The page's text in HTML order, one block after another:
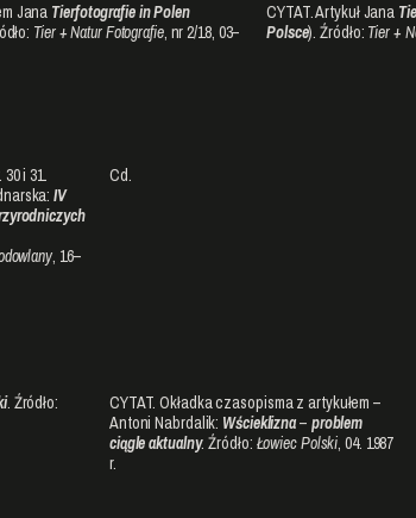
Jana Tierfotografie in Polen
Tier + Natur Fotografie, nr 2/18, 03–
CYTAT. Artykuł Jana
Polsce). Źródło: Tier +
i 31.
IV
, 16–
Cd.
. Źródło:
CYTAT. Okładka czasopisma z artykułem –
Antoni Nabrdalik: Wścieklizna– problem
ciągle aktualny. Źródło: Łowiec Polski, 04. 1987
r.